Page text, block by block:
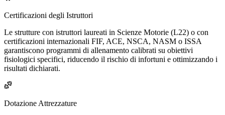
Certificazioni degli Istruttori
Le strutture con istruttori laureati in Scienze Motorie (L22) o con
certificazioni internazionali FIF, ACE, NSCA, NASM o ISSA
garantiscono programmi di allenamento calibrati su obiettivi
fisiologici specifici, riducendo il rischio di infortuni e ottimizzando i
risultati dichiarati.
Dotazione Attrezzature